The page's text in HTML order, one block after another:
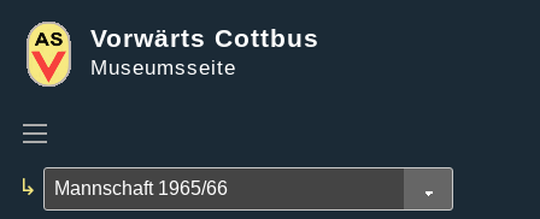
Vorwärts Cottbus
Museumsseite
↳